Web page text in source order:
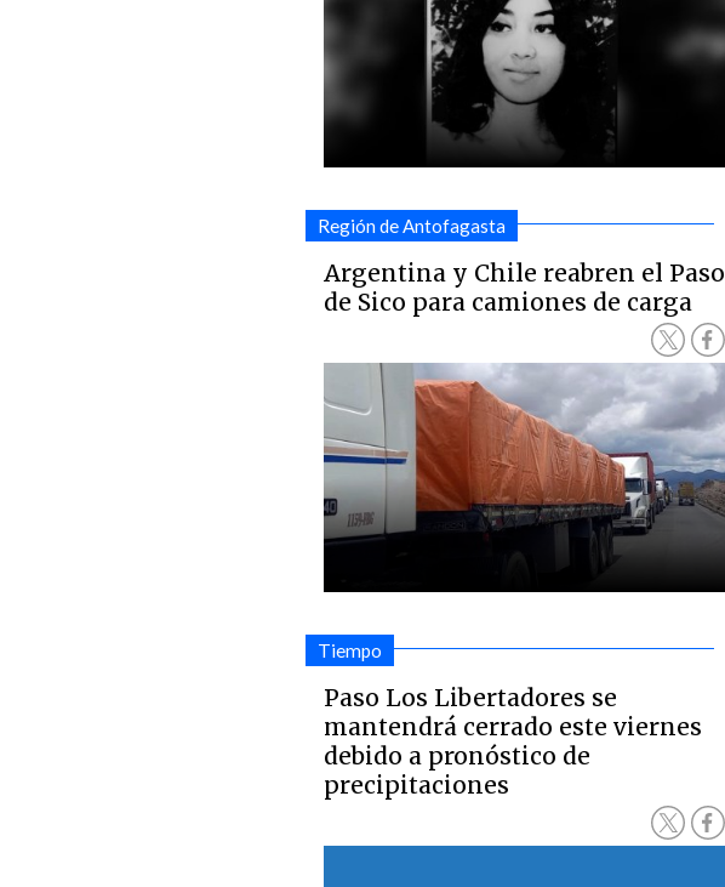
Región de Antofagasta
Argentina y Chile reabren el Paso
de Sico para camiones de carga
Tiempo
Paso Los Libertadores se
mantendrá cerrado este viernes
debido a pronóstico de
precipitaciones